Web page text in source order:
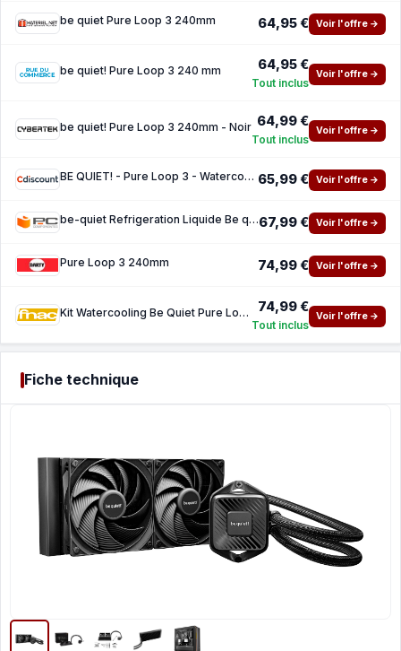
be quiet Pure Loop 3 240mm 64,95 € Voir l'offre →
be quiet! Pure Loop 3 240 mm 64,95 €
Tout inclus
Voir l'offre →
be quiet! Pure Loop 3 240mm - Noir 64,99 €
Tout inclus
Voir l'offre →
BE QUIET! - Pure Loop 3 - Watercooling - BW027EU - 240 mm 65,99 € Voir l'offre →
be-quiet Refrigeration Liquide Be quiet! PURE LOOP 3 240mm 2 Ventilateurs Sans LED67,99 € Voir l'offre →
Pure Loop 3 240mm 74,99 € Voir l'offre →
Kit Watercooling Be Quiet Pure Loop 3 240mm Black 74,99 €
Tout inclus
Voir l'offre →
Fiche technique